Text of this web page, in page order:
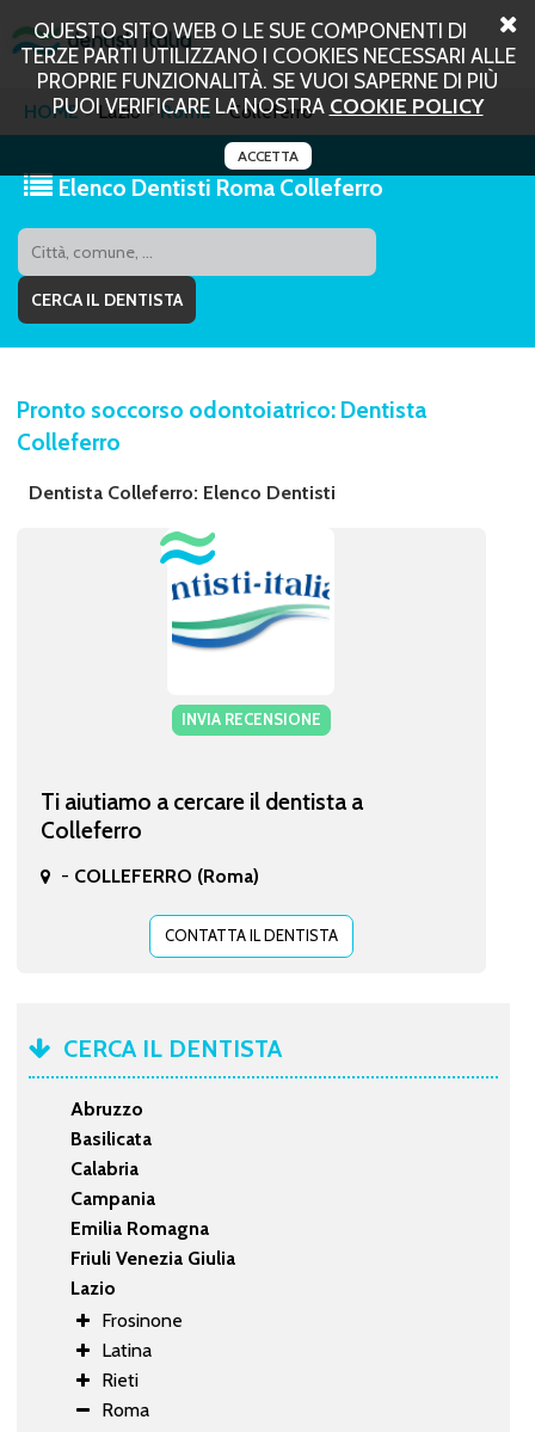
QUESTO SITO WEB O LE SUE COMPONENTI DI
TERZE PARTI UTILIZZANO I COOKIES NECESSARI ALLE
PROPRIE FUNZIONALITÀ. SE VUOI SAPERNE DI PIÙ
PUOI VERIFICARE LA NOSTRA COOKIE POLICY
ACCETTA
HOME Lazio Roma Colleferro
Elenco Dentisti Roma Colleferro
Pronto soccorso odontoiatrico: Dentista
Colleferro
Dentista Colleferro: Elenco Dentisti
INVIA RECENSIONE
Ti aiutiamo a cercare il dentista a
Colleferro
- COLLEFERRO (Roma)
CONTATTA IL DENTISTA
CERCA IL DENTISTA
Abruzzo
Basilicata
Calabria
Campania
Emilia Romagna
Friuli Venezia Giulia
Lazio
Frosinone
Latina
Rieti
Roma